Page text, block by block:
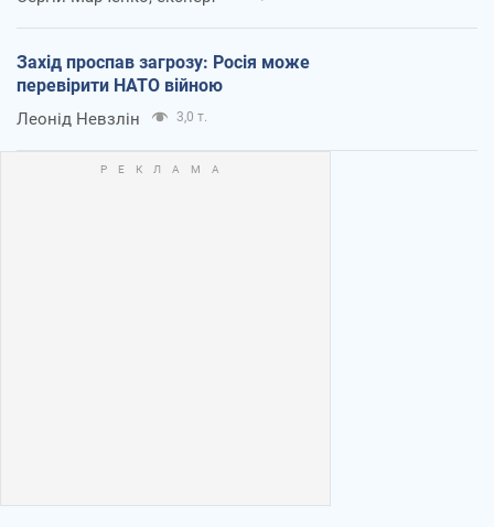
Захід проспав загрозу: Росія може
перевірити НАТО війною
Леонід Невзлін 3,0 т.